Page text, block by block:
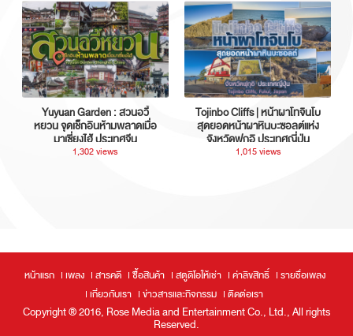
Yuyuan Garden : สวนอวี้
หยวน จุดเช็กอินห้ามพลาดเมื่อ
มาเซี่ยงไฮ้ ประเทศจีน
1,302 views
Tojinbo Cliffs | หน้าผาโทจินโบ
สุดยอดหน้าผาหินบะซอลต์แห่ง
จังหวัดฟุกุอิ ประเทศญี่ปุ่น
1,015 views
หน้าแรก เพลง สารคดี ซื้อสินค้า สตูดิโอให้เช่า ค่าลิขสิทธิ์
รายชื่อเพลง
เกี่ยวกับเรา
ข่าวสารและกิจกรรม ติดต่อเรา
Copyright ® 2016, Rose Media and Entertainment Co., Ltd., All rights
Reserved.